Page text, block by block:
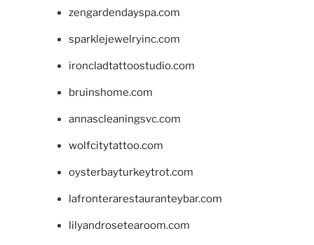
zengardendayspa.com
sparklejewelryinc.com
ironcladtattoostudio.com
bruinshome.com
annascleaningsvc.com
wolfcitytattoo.com
oysterbayturkeytrot.com
lafronterarestauranteybar.com
lilyandrosetearoom.com